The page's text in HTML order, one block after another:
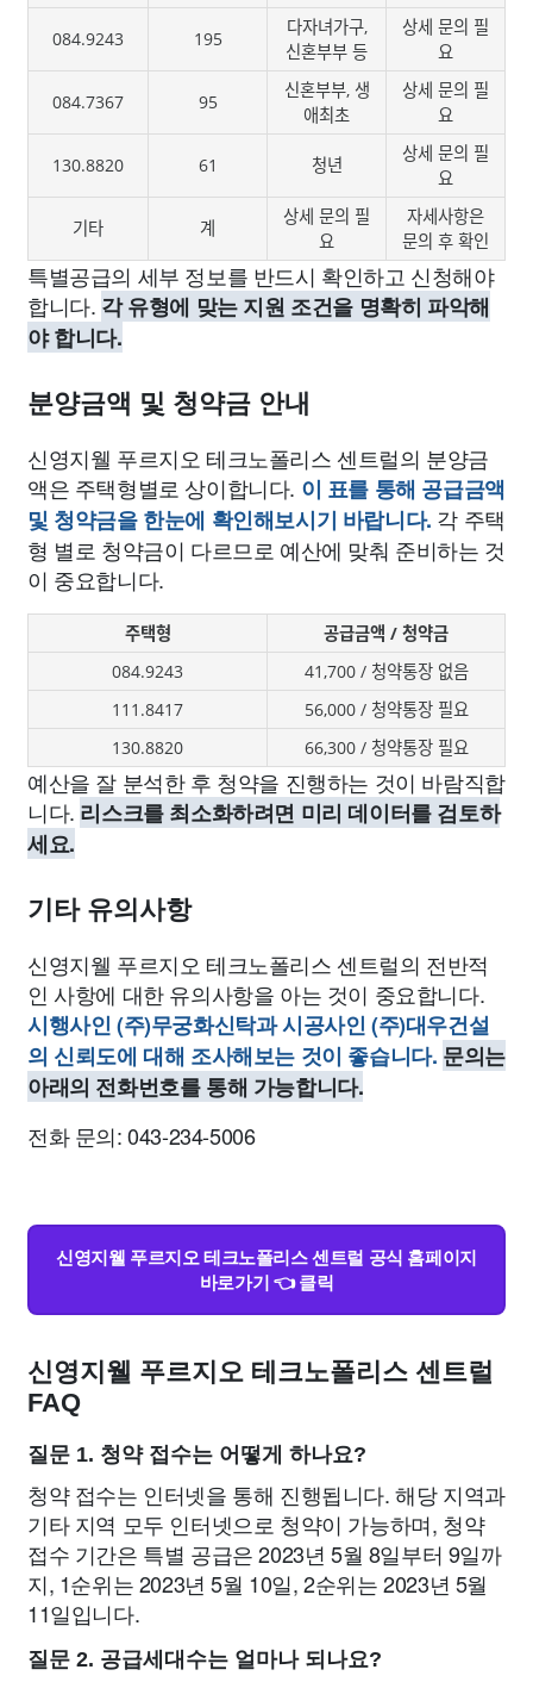
084.9243 195
다자녀가구,
신혼부부 등
상세 문의 필
요
084.7367 95
신혼부부, 생
애최초
상세 문의 필
요
130.8820 61 청년
상세 문의 필
요
기타 계
상세 문의 필
요
자세사항은
문의 후 확인
특별공급의 세부 정보를 반드시 확인하고 신청해야
합니다. 각 유형에 맞는 지원 조건을 명확히 파악해
야 합니다.
분양금액 및 청약금 안내
신영지웰 푸르지오 테크노폴리스 센트럴의 분양금
액은 주택형별로 상이합니다. 이 표를 통해 공급금액
및 청약금을 한눈에 확인해보시기 바랍니다. 각 주택
형 별로 청약금이 다르므로 예산에 맞춰 준비하는 것
이 중요합니다.
주택형
공급금액 / 청약금
084.9243
41,700 / 청약통장 없음
111.8417
56,000 / 청약통장 필요
130.8820
66,300 / 청약통장 필요
예산을 잘 분석한 후 청약을 진행하는 것이 바람직합
니다. 리스크를 최소화하려면 미리 데이터를 검토하
세요.
기타 유의사항
신영지웰 푸르지오 테크노폴리스 센트럴의 전반적
인 사항에 대한 유의사항을 아는 것이 중요합니다.
시행사인 (주)무궁화신탁과 시공사인 (주)대우건설
의 신뢰도에 대해 조사해보는 것이 좋습니다. 문의는
아래의 전화번호를 통해 가능합니다.
전화 문의: 043-234-5006
신영지웰 푸르지오 테크노폴리스 센트럴 공식 홈페이지
바로가기 👈 클릭
신영지웰 푸르지오 테크노폴리스 센트럴
FAQ
질문 1. 청약 접수는 어떻게 하나요?
청약 접수는 인터넷을 통해 진행됩니다. 해당 지역과
기타 지역 모두 인터넷으로 청약이 가능하며, 청약
접수 기간은 특별 공급은 2023년 5월 8일부터 9일까
지, 1순위는 2023년 5월 10일, 2순위는 2023년 5월
11일입니다.
질문 2. 공급세대수는 얼마나 되나요?